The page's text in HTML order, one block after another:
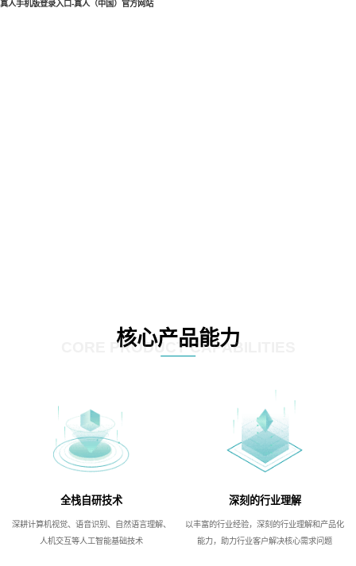
真人手机版登录入口-真人（中国）官方网站
核心产品能力
CORE PRODUCT CAPABILITIES
全栈自研技术
深耕计算机视觉、语音识别、自然语言理解、
人机交互等人工智能基础技术
深刻的行业理解
以丰富的行业经验，深刻的行业理解和产品化
能力，助力行业客户解决核心需求问题